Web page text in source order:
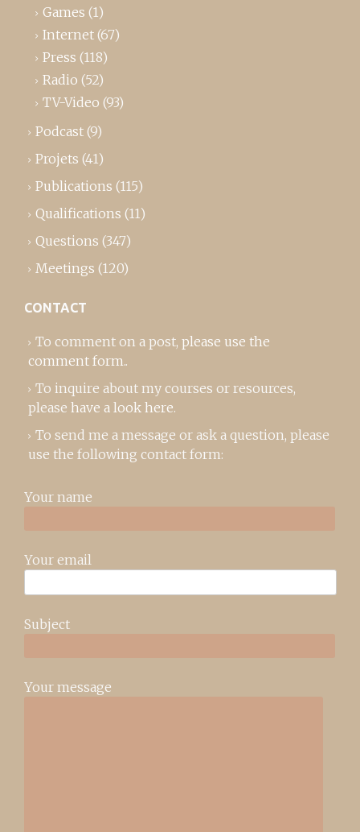
Games (1)
Internet (67)
Press (118)
Radio (52)
TV-Video (93)
Podcast (9)
Projets (41)
Publications (115)
Qualifications (11)
Questions (347)
Meetings (120)
CONTACT
To comment on a post, please use the
comment form..
To inquire about my courses or resources,
please have a look here.
To send me a message or ask a question, please
use the following contact form:
Your name
Your email
Subject
Your message